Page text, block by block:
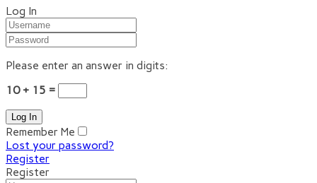
Log In
Please enter an answer in digits:
10 + 15 =
Remember Me
Lost your password?
Register
Register